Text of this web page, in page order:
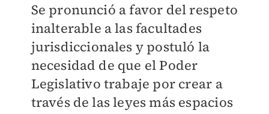
Se pronunció a favor del respeto
inalterable a las facultades
jurisdiccionales y postuló la
necesidad de que el Poder
Legislativo trabaje por crear a
través de las leyes más espacios